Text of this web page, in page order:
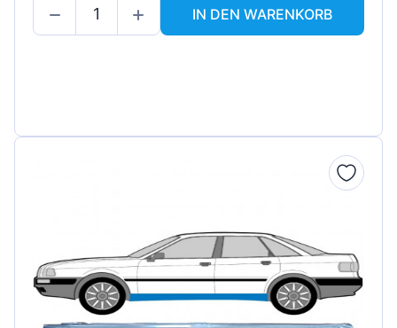
IN DEN WARENKORB